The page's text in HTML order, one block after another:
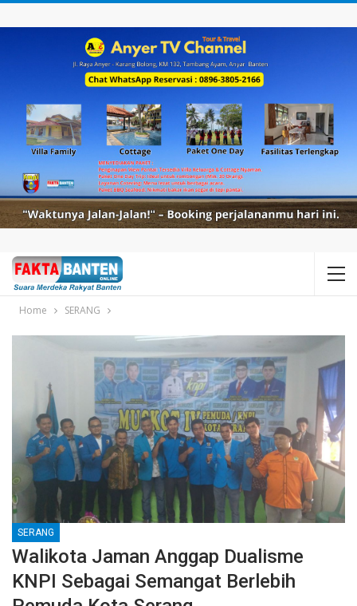
Home SERANG
SERANG
Walikota Jaman Anggap Dualisme
KNPI Sebagai Semangat Berlebih